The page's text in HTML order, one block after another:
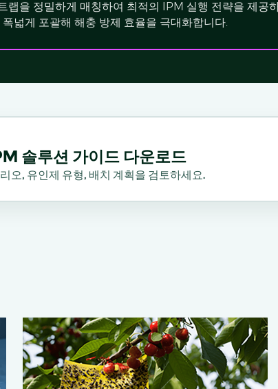
랩을 정밀하게 매칭하여 최적의 IPM 실행 전략을 제공
넓게 포괄해 해충 방제 효율을 극대화합니다.
솔루션 가이드 다운로드
오, 유인제 유형, 배치 계획을 검토하세요.